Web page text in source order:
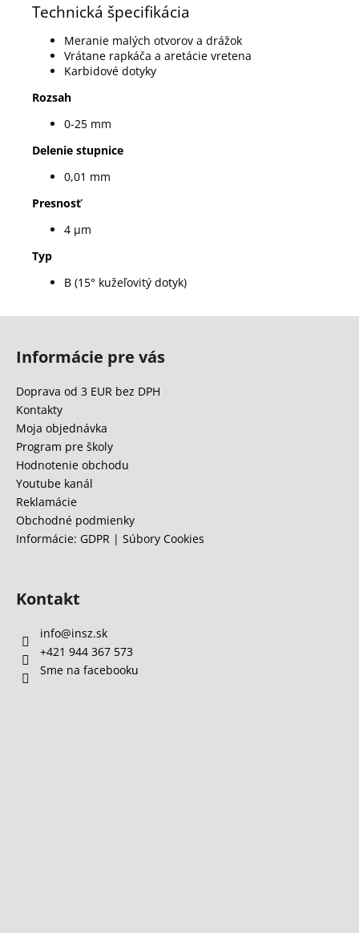
Technická špecifikácia
Meranie malých otvorov a drážok
Vrátane rapkáča a aretácie vretena
Karbidové dotyky
Rozsah
0-25 mm
Delenie stupnice
0,01 mm
Presnosť
4 µm
Typ
B (15° kužeľovitý dotyk)
Informácie pre vás
Doprava od 3 EUR bez DPH
Kontakty
Moja objednávka
Program pre školy
Hodnotenie obchodu
Youtube kanál
Reklamácie
Obchodné podmienky
Informácie: GDPR | Súbory Cookies
Kontakt
info@insz.sk
+421 944 367 573
Sme na facebooku